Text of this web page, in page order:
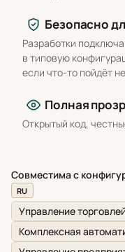
Безопасно
Разработки
в типовую
если что-то пойдёт
Полная
Открытый код,
Совместима с
RU
Управление
Комплексная